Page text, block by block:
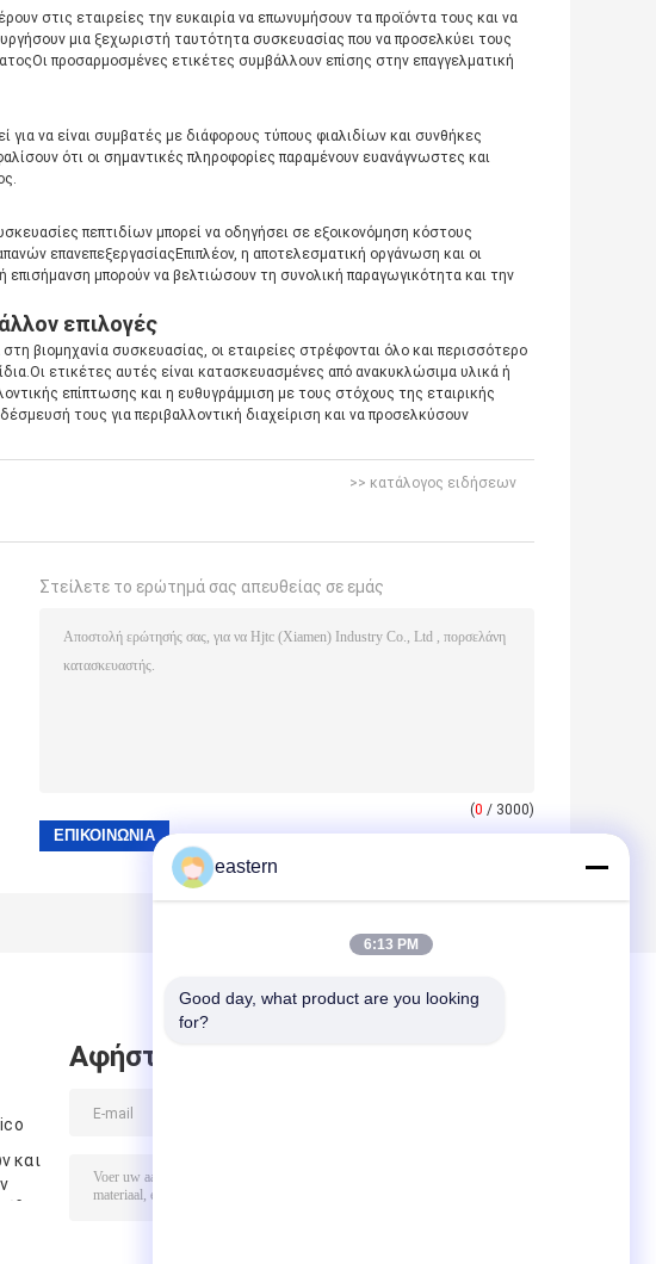
στις εταιρείες την ευκαιρία να επωνυμήσουν τα προϊόντα τους και να
μια ξεχωριστή ταυτότητα συσκευασίας που να προσελκύει τους
προσαρμοσμένες ετικέτες συμβάλλουν επίσης στην επαγγελματική
για να είναι συμβατές με διάφορους τύπους φιαλιδίων και συνθήκες
ότι οι σημαντικές πληροφορίες παραμένουν ευανάγνωστες και
πεπτιδίων μπορεί να οδηγήσει σε εξοικονόμηση κόστους
επανεπεξεργασίαςΕπιπλέον, η αποτελεσματική οργάνωση και οι
επισήμανση μπορούν να βελτιώσουν τη συνολική παραγωγικότητα και την
επιλογές
βιομηχανία συσκευασίας, οι εταιρείες στρέφονται όλο και περισσότερο
ετικέτες αυτές είναι κατασκευασμένες από ανακυκλώσιμα υλικά ή
επίπτωσης και η ευθυγράμμιση με τους στόχους της εταιρικής
τους για περιβαλλοντική διαχείριση και να προσελκύσουν
>> κατάλογος ειδήσεων
Στείλετε το ερώτημά σας απευθείας σε εμάς
(0 / 3000)
και
Αφήστε μήνυμα
eastern
6:13 PM
Good day, what product are you looking
for?